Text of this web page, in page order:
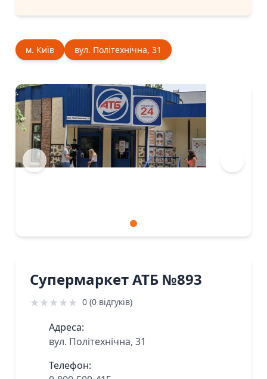
м. Київ вул. Політехнічна, 31
Супермаркет АТБ №893
★★★★★ 0 (0 відгуків)
Адреса:
вул. Політехнічна, 31
Телефон: